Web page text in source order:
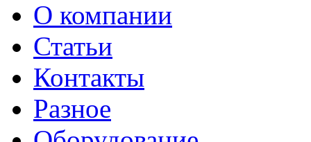
О компании
Статьи
Контакты
Разное